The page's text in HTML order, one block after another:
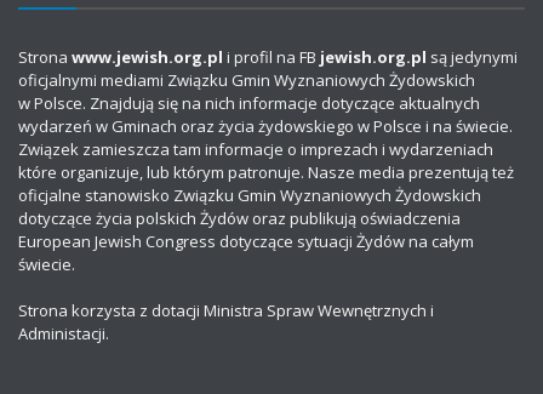
Strona www.jewish.org.pl i profil na FB jewish.org.pl są jedynymi
oficjalnymi mediami Związku Gmin Wyznaniowych Żydowskich
w Polsce. Znajdują się na nich informacje dotyczące aktualnych
wydarzeń w Gminach oraz życia żydowskiego w Polsce i na świecie.
Związek zamieszcza tam informacje o imprezach i wydarzeniach
które organizuje, lub którym patronuje. Nasze media prezentują też
oficjalne stanowisko Związku Gmin Wyznaniowych Żydowskich
dotyczące życia polskich Żydów oraz publikują oświadczenia
European Jewish Congress dotyczące sytuacji Żydów na całym
świecie.
Strona korzysta z dotacji Ministra Spraw Wewnętrznych i
Administacji.